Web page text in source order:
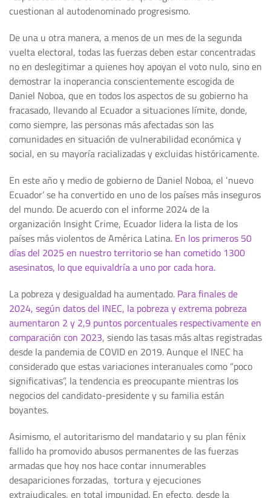
cuestionan al autodenominado progresismo.
De una u otra manera, a menos de un mes de la segunda
vuelta electoral, todas las fuerzas deben estar concentradas
no en deslegitimar a quienes hoy apoyan el voto nulo, sino en
demostrar la inoperancia conscientemente escogida de
Daniel Noboa, que en todos los aspectos de su gobierno ha
fracasado, llevando al Ecuador a situaciones límite, donde,
como siempre, las personas más afectadas son las
comunidades en situación de vulnerabilidad económica y
social, en su mayoría racializadas y excluidas históricamente.
En este año y medio de gobierno de Daniel Noboa, el ‘nuevo
Ecuador’ se ha convertido en uno de los países más inseguros
del mundo. De acuerdo con el informe 2024 de la
organización Insight Crime, Ecuador lidera la lista de los
países más violentos de América Latina. En los primeros 50
días del 2025 en nuestro territorio se han cometido 1300
asesinatos, lo que equivaldría a uno por cada hora.
La pobreza y desigualdad ha aumentado. Para finales de
2024, según datos del INEC, la pobreza y extrema pobreza
aumentaron 2 y 2,9 puntos porcentuales respectivamente en
comparación con 2023, siendo las tasas más altas registradas
desde la pandemia de COVID en 2019. Aunque el INEC ha
considerado que estas variaciones interanuales como “poco
significativas”, la tendencia es preocupante mientras los
negocios del candidato-presidente y su familia están
boyantes.
Asimismo, el autoritarismo del mandatario y su plan fénix
fallido ha promovido abusos permanentes de las fuerzas
armadas que hoy nos hace contar innumerables
desapariciones forzadas, tortura y ejecuciones
extrajudicales, en total impunidad. En efecto, desde la